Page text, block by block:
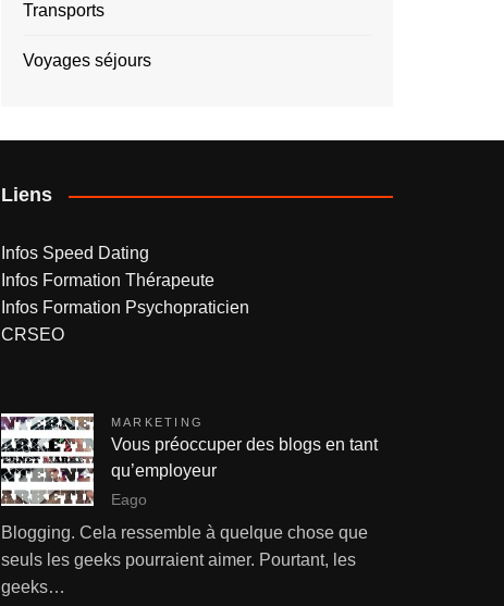
Transports
Voyages séjours
Liens
Infos Speed Dating
Infos Formation Thérapeute
Infos Formation Psychopraticien
CRSEO
MARKETING
Vous préoccuper des blogs en tant
qu’employeur
Eago
Blogging. Cela ressemble à quelque chose que
seuls les geeks pourraient aimer. Pourtant, les
geeks…